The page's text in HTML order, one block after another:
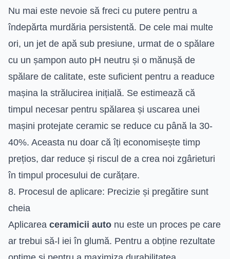
Nu mai este nevoie să freci cu putere pentru a
îndepărta murdăria persistentă. De cele mai multe
ori, un jet de apă sub presiune, urmat de o spălare
cu un șampon auto pH neutru și o mănușă de
spălare de calitate, este suficient pentru a readuce
mașina la strălucirea inițială. Se estimează că
timpul necesar pentru spălarea și uscarea unei
mașini protejate ceramic se reduce cu până la 30-
40%. Aceasta nu doar că îți economisește timp
prețios, dar reduce și riscul de a crea noi zgârieturi
în timpul procesului de curățare.
8. Procesul de aplicare: Precizie și pregătire sunt
cheia
Aplicarea ceramicii auto nu este un proces pe care
ar trebui să-l iei în glumă. Pentru a obține rezultate